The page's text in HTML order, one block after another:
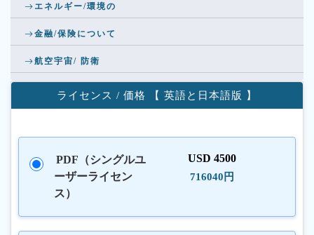
エネルギー/環境の
金融/保険について
航空宇宙/ 防衛
ライセンス / 価格 【 英語と日本語版 】
PDF（シングルユ
ーザーライセン
ス）
USD 4500
716040円